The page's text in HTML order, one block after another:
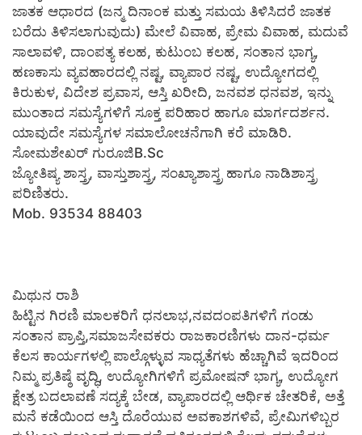
ಜಾತಕ ಆಧಾರದ (ಜನ್ಮ ದಿನಾಂಕ ಮತ್ತು ಸಮಯ ತಿಳಿಸಿದರೆ ಜಾತಕ
ಬರೆದು ತಿಳಿಸಲಾಗುವುದು) ಮೇಲೆ ವಿವಾಹ, ಪ್ರೇಮ ವಿವಾಹ, ಮದುವೆ
ಸಾಲಾವಳಿ, ದಾಂಪತ್ಯ ಕಲಹ, ಕುಟುಂಬ ಕಲಹ, ಸಂತಾನ ಭಾಗ್ಯ,
ಹಣಕಾಸು ವ್ಯವಹಾರದಲ್ಲಿ ನಷ್ಟ, ವ್ಯಾಪಾರ ನಷ್ಟ, ಉದ್ಯೋಗದಲ್ಲಿ
ಕಿರುಕುಳ, ವಿದೇಶ ಪ್ರವಾಸ, ಆಸ್ತಿ ಖರೀದಿ, ಜನವಶ ಧನವಶ, ಇನ್ನು
ಮುಂತಾದ ಸಮಸ್ಯೆಗಳಿಗೆ ಸೂಕ್ತ ಪರಿಹಾರ ಹಾಗೂ ಮಾರ್ಗದರ್ಶನ.
ಯಾವುದೇ ಸಮಸ್ಯೆಗಳ ಸಮಾಲೋಚನೆಗಾಗಿ ಕರೆ ಮಾಡಿರಿ.
ಸೋಮಶೇಖರ್ ಗುರೂಜಿB.Sc
ಜ್ಯೋತಿಷ್ಯ ಶಾಸ್ತ್ರ, ವಾಸ್ತುಶಾಸ್ತ್ರ, ಸಂಖ್ಯಾಶಾಸ್ತ್ರ ಹಾಗೂ ನಾಡಿಶಾಸ್ತ್ರ
ಪರಿಣಿತರು.
Mob. 93534 88403
ಮಿಥುನ ರಾಶಿ
ಹಿಟ್ಟಿನ ಗಿರಣಿ ಮಾಲಕರಿಗೆ ಧನಲಾಭ,ನವದಂಪತಿಗಳಿಗೆ ಗಂಡು
ಸಂತಾನ ಪ್ರಾಪ್ತಿ,ಸಮಾಜಸೇವಕರು ರಾಜಕಾರಣಿಗಳು ದಾನ-ಧರ್ಮ
ಕೆಲಸ ಕಾರ್ಯಗಳಲ್ಲಿ ಪಾಲ್ಗೊಳ್ಳುವ ಸಾಧ್ಯತೆಗಳು ಹೆಚ್ಚಾಗಿವೆ ಇದರಿಂದ
ನಿಮ್ಮ ಪ್ರತಿಷ್ಠೆ ವೃದ್ಧಿ, ಉದ್ಯೋಗಿಗಳಿಗೆ ಪ್ರಮೋಷನ್ ಭಾಗ್ಯ, ಉದ್ಯೋಗ
ಕ್ಷೇತ್ರ ಬದಲಾವಣೆ ಸದ್ಯಕ್ಕೆ ಬೇಡ, ವ್ಯಾಪಾರದಲ್ಲಿ ಆರ್ಥಿಕ ಚೇತರಿಕೆ, ಅತ್ತೆ
ಮನೆ ಕಡೆಯಿಂದ ಆಸ್ತಿ ದೊರೆಯುವ ಅವಕಾಶಗಳಿವೆ, ಪ್ರೇಮಿಗಳಿಬ್ಬರ